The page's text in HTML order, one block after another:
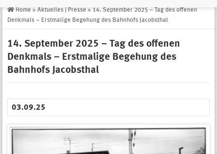
Home » Aktuelles | Presse » 14. September 2025 – Tag des offenen
Denkmals – Erstmalige Begehung des Bahnhofs Jacobsthal
14. September 2025 – Tag des offenen
Denkmals – Erstmalige Begehung des
Bahnhofs Jacobsthal
03.09.25